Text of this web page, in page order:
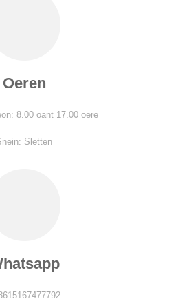
Oeren
8.00 oant 17.00 oere
Sletten